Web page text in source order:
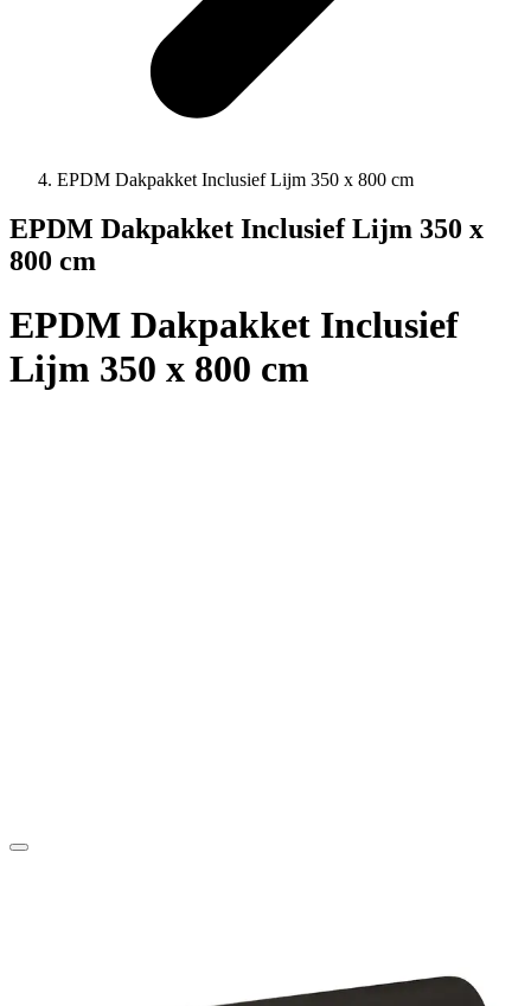
EPDM Dakpakket Inclusief Lijm 350 x 800 cm
EPDM Dakpakket Inclusief Lijm 350 x
800 cm
EPDM Dakpakket Inclusief
Lijm 350 x 800 cm